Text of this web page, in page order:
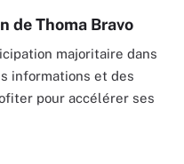
de Thoma Bravo
majoritaire dans
informations et des
pour accélérer ses